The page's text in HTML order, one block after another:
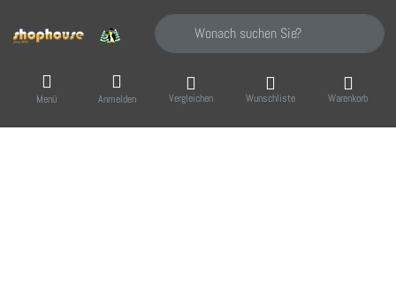
Geben Sie einen Suchbegriff ein. Während
Menü Anmelden Vergleichen Wunschliste Warenkorb